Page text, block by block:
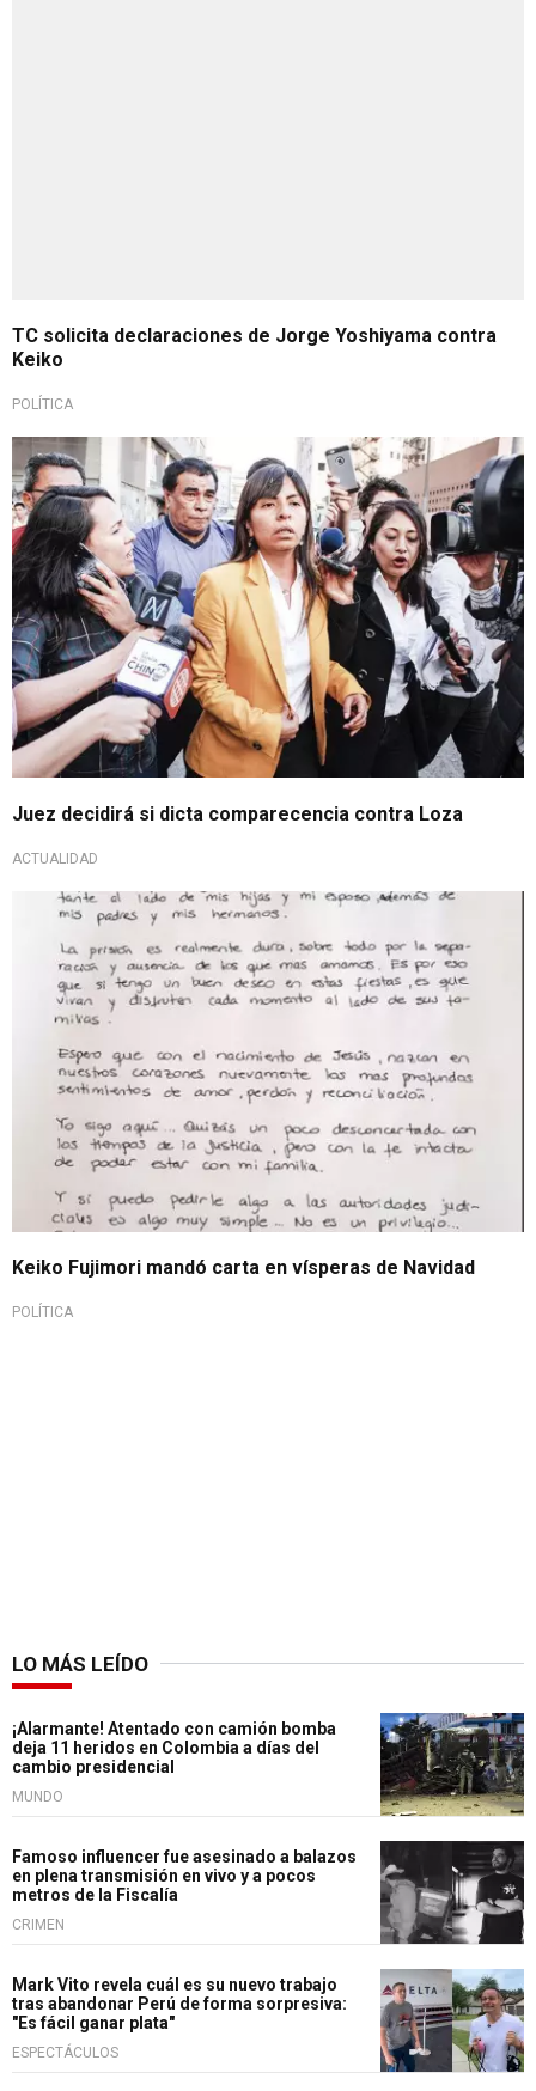
TC solicita declaraciones de Jorge Yoshiyama contra
Keiko
POLÍTICA
Juez decidirá si dicta comparecencia contra Loza
ACTUALIDAD
Keiko Fujimori mandó carta en vísperas de Navidad
POLÍTICA
LO MÁS LEÍDO
¡Alarmante! Atentado con camión bomba
deja 11 heridos en Colombia a días del
cambio presidencial
MUNDO
Famoso influencer fue asesinado a balazos
en plena transmisión en vivo y a pocos
metros de la Fiscalía
CRIMEN
Mark Vito revela cuál es su nuevo trabajo
tras abandonar Perú de forma sorpresiva:
"Es fácil ganar plata"
ESPECTÁCULOS